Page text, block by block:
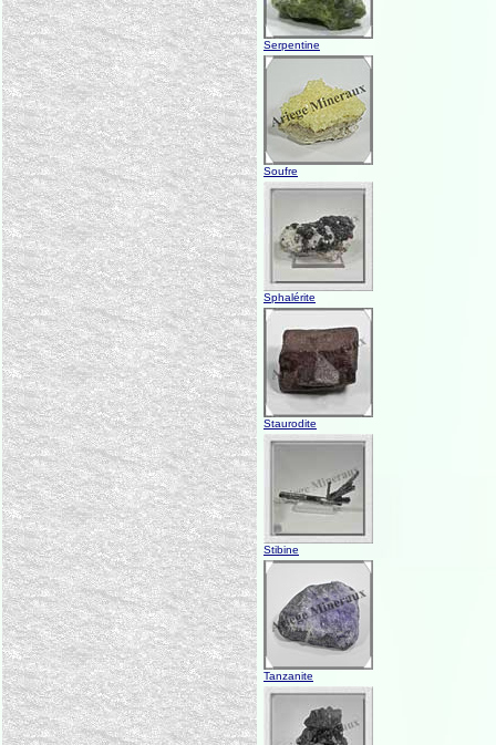
Serpentine
Soufre
Sphalérite
Staurodite
Stibine
Tanzanite